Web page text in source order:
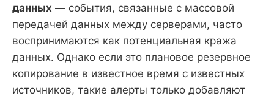
данных — события, связанные с массовой
передачей данных между серверами, часто
воспринимаются как потенциальная кража
данных. Однако если это плановое резервное
копирование в известное время с известных
источников, такие алерты только добавляют